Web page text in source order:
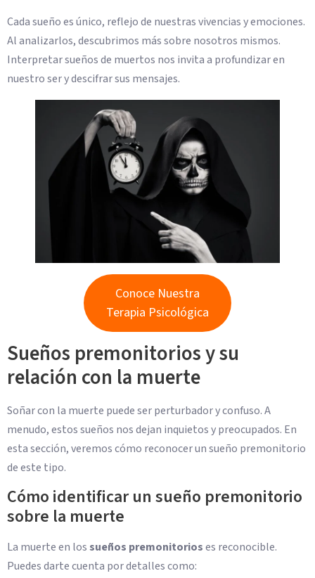
Cada sueño es único, reflejo de nuestras vivencias y emociones.
Al analizarlos, descubrimos más sobre nosotros mismos.
Interpretar sueños de muertos nos invita a profundizar en
nuestro ser y descifrar sus mensajes.
Conoce Nuestra
Terapia Psicológica
Sueños premonitorios y su
relación con la muerte
Soñar con la muerte puede ser perturbador y confuso. A
menudo, estos sueños nos dejan inquietos y preocupados. En
esta sección, veremos cómo reconocer un sueño premonitorio
de este tipo.
Cómo identificar un sueño premonitorio
sobre la muerte
La muerte en lossueños premonitorioses reconocible.
Puedes darte cuenta por detalles como: